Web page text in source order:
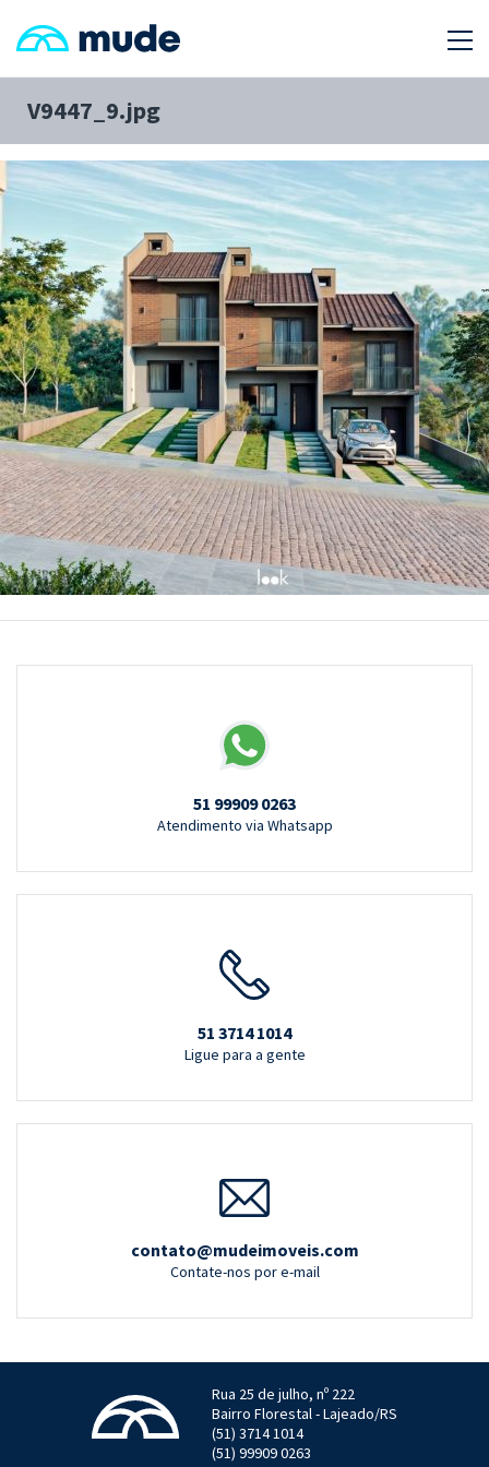
V9447_9.jpg
51 99909 0263
Atendimento via Whatsapp
51 3714 1014
Ligue para a gente
contato@mudeimoveis.com
Contate-nos por e-mail
Rua 25 de julho, nº 222
Bairro Florestal - Lajeado/RS
(51) 3714 1014
(51) 99909 0263